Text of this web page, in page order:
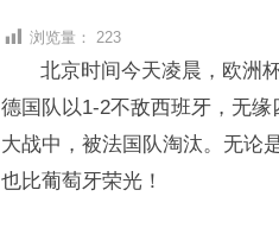
浏览量： 223
北京时间今天凌晨，欧洲
德国队以1-2不敌西班牙，无
大战中，被法国队淘汰。无论
也比葡萄牙荣光！